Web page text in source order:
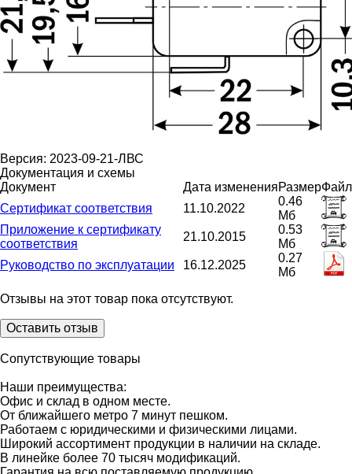
Версия: 2023-09-21-ЛВС
Документация и схемы
Документ
Дата измененияРазмерФайл
Сертификат соответствия
11.10.2022
0.46
Мб
Приложение к сертификату
соответствия
21.10.2015
0.53
Мб
Руководство по эксплуатации
16.12.2025
0.27
Мб
Отзывы на этот товар пока отсутствуют.
Оставить отзыв
Сопутствующие товары
Наши преимущества:
Офис и склад в одном месте.
От ближайшего метро 7 минут пешком.
Работаем с юридическими и физическими лицами.
Широкий ассортимент продукции в наличии на складе.
В линейке более 70 тысяч модификаций.